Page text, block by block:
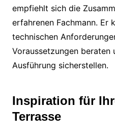
empfiehlt sich die
erfahrenen Fachmann. Er
technischen
Voraussetzungen beraten
Ausführung sicherstellen.
Inspiration für
Terrasse